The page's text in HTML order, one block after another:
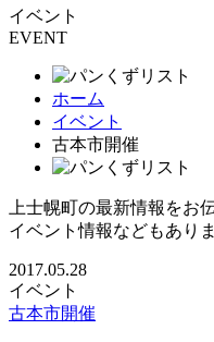
イベント
EVENT
ホーム
イベント
古本市開催
上士幌町の最新情報をお
イベント情報などもあり
2017.05.28
イベント
古本市開催